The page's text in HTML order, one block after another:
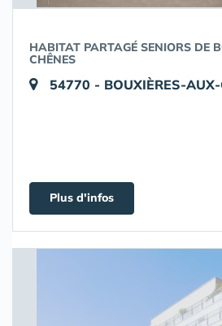
HABITAT PARTAGÉ SENIORS DE
CHÊNES
54770 - BOUXIÈRES-AUX-
Plus d'infos